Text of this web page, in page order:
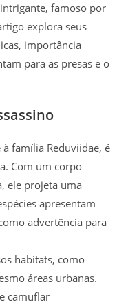
famoso por
explora seus
importância
para as presas e o
família Reduviidae, é
Com um corpo
ele projeta uma
apresentam
advertência para
habitats, como
áreas urbanas.
camuflar